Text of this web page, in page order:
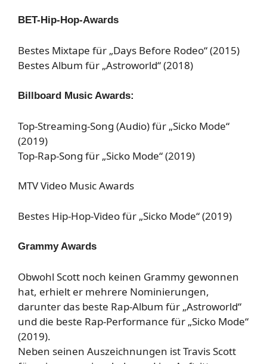
BET-Hip-Hop-Awards
Bestes Mixtape für „Days Before Rodeo“ (2015)
Bestes Album für „Astroworld“ (2018)
Billboard Music Awards:
Top-Streaming-Song (Audio) für „Sicko Mode“
(2019)
Top-Rap-Song für „Sicko Mode“ (2019)
MTV Video Music Awards
Bestes Hip-Hop-Video für „Sicko Mode“ (2019)
Grammy Awards
Obwohl Scott noch keinen Grammy gewonnen
hat, erhielt er mehrere Nominierungen,
darunter das beste Rap-Album für „Astroworld“
und die beste Rap-Performance für „Sicko Mode“
(2019).
Neben seinen Auszeichnungen ist Travis Scott